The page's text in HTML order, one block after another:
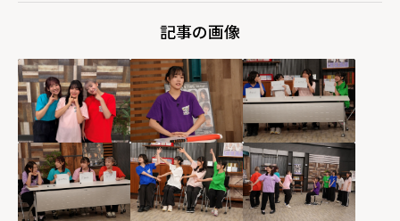
記事の画像